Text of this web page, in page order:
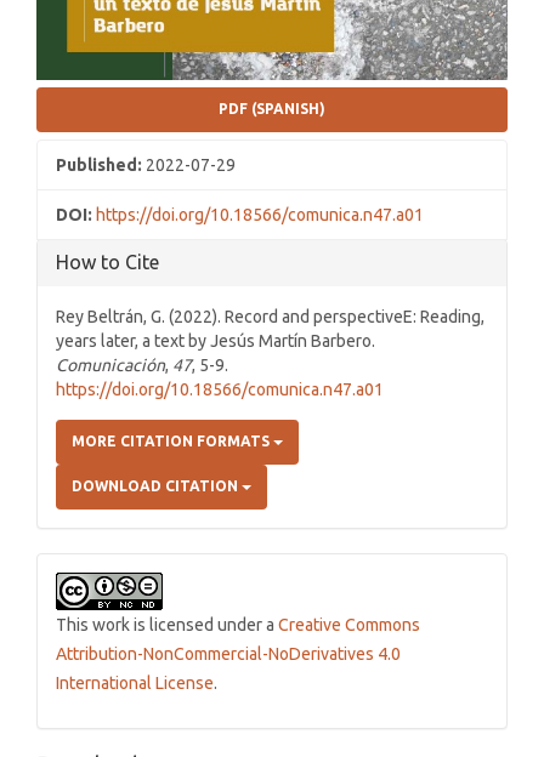
PDF (SPANISH)
Published: 2022-07-29
DOI: https://doi.org/10.18566/comunica.n47.a01
How to Cite
Rey Beltrán, G. (2022). Record and perspectiveE: Reading,
years later, a text by Jesús Martín Barbero.
Comunicación, 47, 5-9.
https://doi.org/10.18566/comunica.n47.a01
MORE CITATION FORMATS
DOWNLOAD CITATION
This work is licensed under a Creative Commons
Attribution-NonCommercial-NoDerivatives 4.0
International License.